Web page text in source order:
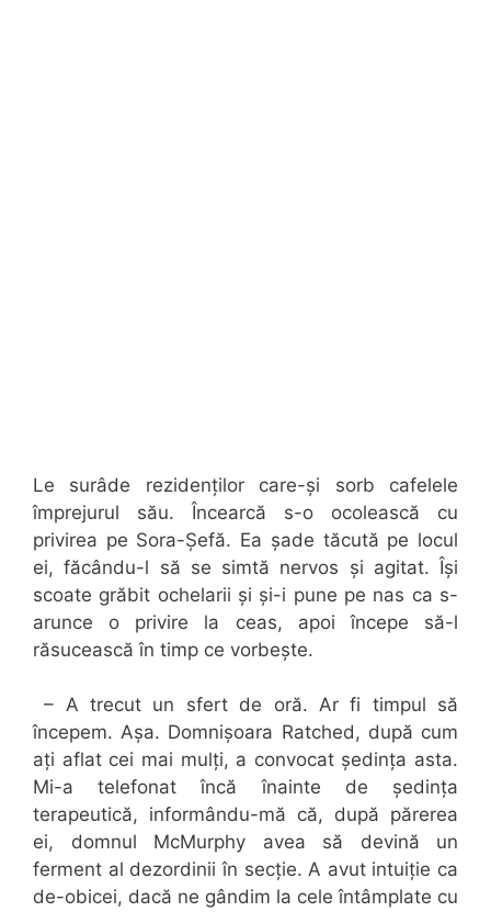
Le surâde rezidenților care-și sorb cafelele
împrejurul său. Încearcă s-o ocolească cu
privirea pe Sora-Șefă. Ea șade tăcută pe locul
ei, făcându-l să se simtă nervos și agitat. Își
scoate grăbit ochelarii și și-i pune pe nas ca s-
arunce o privire la ceas, apoi începe să-l
răsucească în timp ce vorbește.
– A trecut un sfert de oră. Ar fi timpul să
începem. Așa. Domnișoara Ratched, după cum
ați aflat cei mai mulți, a convocat ședința asta.
Mi-a telefonat încă înainte de ședința
terapeutică, informându-mă că, după părerea
ei, domnul McMurphy avea să devină un
ferment al dezordinii în secție. A avut intuiție ca
de-obicei, dacă ne gândim la cele întâmplate cu